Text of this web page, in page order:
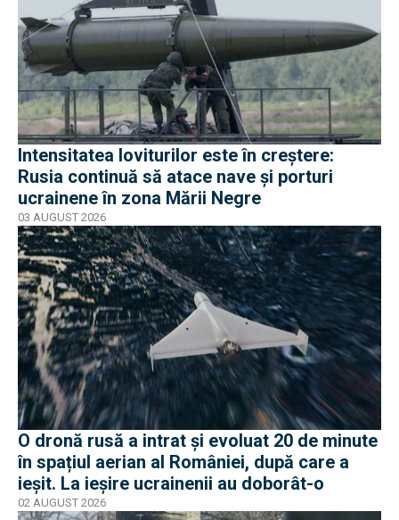
Intensitatea loviturilor este în creștere:
Rusia continuă să atace nave și porturi
ucrainene în zona Mării Negre
03 AUGUST 2026
O dronă rusă a intrat și evoluat 20 de minute
în spațiul aerian al României, după care a
ieșit. La ieșire ucrainenii au doborât-o
02 AUGUST 2026